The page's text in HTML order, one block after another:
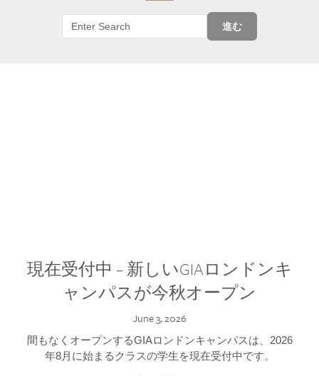
進む
現在受付中 – 新しいGIAロンドンキ
ャンパスが今秋オープン
June 3, 2026
間もなくオープンするGIAロンドンキャンパスは、2026
年8月に始まるクラスの学生を現在受付中です。